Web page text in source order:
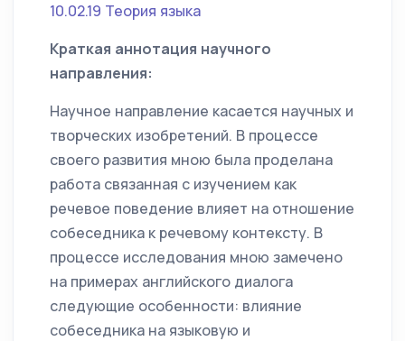
10.02.19 Теория языка
Краткая аннотация научного
направления:
Научное направление касается научных и
творческих изобретений. В процессе
своего развития мною была проделана
работа связанная с изучением как
речевое поведение влияет на отношение
собеседника к речевому контексту. В
процессе исследования мною замечено
на примерах английского диалога
следующие особенности: влияние
собеседника на языковую и